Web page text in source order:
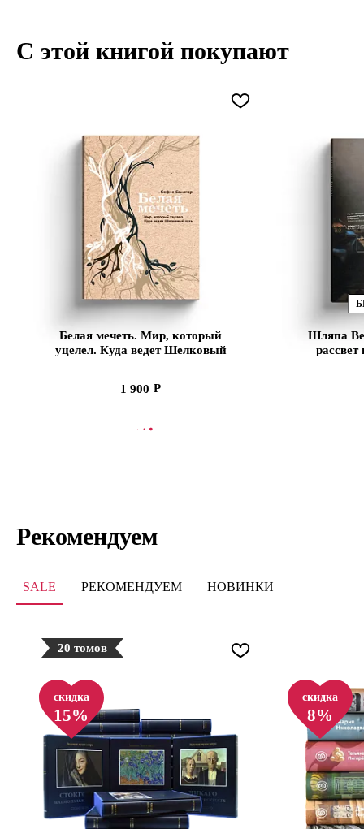
С этой книгой покупают
Белая мечеть. Мир, который
уцелел. Куда ведет Шелковый
1 900
В КОРЗИНУ
Шляпа
рассвет
Рекомендуем
SALE РЕКОМЕНДУЕМ НОВИНКИ
20 томов
скидка
15%
скидка
8%